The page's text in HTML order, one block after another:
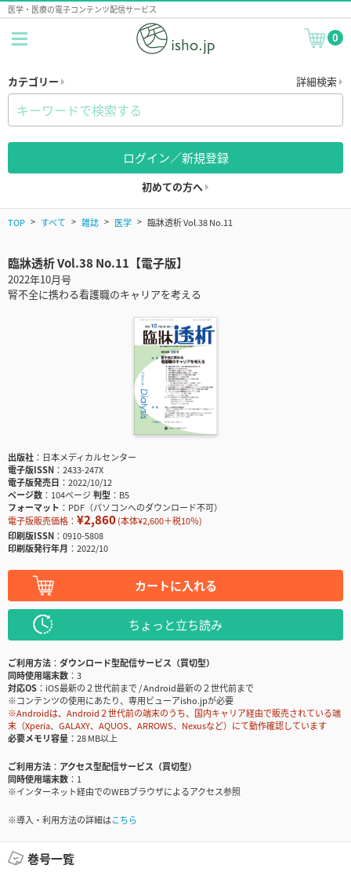
医学・医療の電子コンテンツ配信サービス
0
カテゴリー 詳細検索
ログイン／新規登録
初めての方へ
TOP すべて 雑誌 医学 臨牀透析 Vol.38 No.11
臨牀透析 Vol.38 No.11【電子版】
2022年10月号
腎不全に携わる看護職のキャリアを考える
出版社
日本メディカルセンター
電子版ISSN
2433-247X
電子版発売日
2022/10/12
ページ数
104ページ判型
B5
フォーマット
PDF（パソコンへのダウンロード不可）
電子版販売価格： ¥2,860(本体¥2,600＋税10％)
印刷版ISSN
0910-5808
印刷版発行年月
2022/10
カートに入れる
ちょっと立ち読み
ご利用方法
ダウンロード型配信サービス（買切型）
同時使用端末数
3
対応OS
iOS最新の２世代前まで / Android最新の２世代前まで
※コンテンツの使用にあたり、専用ビューアisho.jpが必要
※Androidは、Android２世代前の端末のうち、国内キャリア経由で販売されている端
末（Xperia、GALAXY、AQUOS、ARROWS、Nexusなど）にて動作確認しています
必要メモリ容量
28 MB以上
ご利用方法
アクセス型配信サービス（買切型）
同時使用端末数
1
※インターネット経由でのWEBブラウザによるアクセス参照
※導入・利用方法の詳細はこちら
巻号一覧